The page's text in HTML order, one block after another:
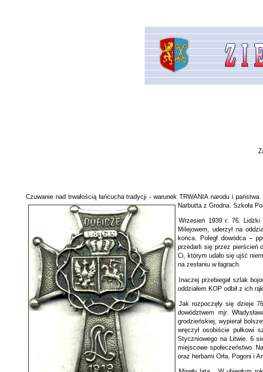
Czuwanie nad trwałością łańcucha tradycji - warunek TRWANIA narodu i
Narbutta z Grodna. Szkoła
Wrzesień 1939 r. 76.
Milejowem, uderzył na
końca. Poległ dowódca –
przedarli się przez pierścień
Ci, którym udało się ujść
na zesłaniu w łagrach.
Inaczej przebiegał szlak
oddziałem KOP odbił z ich
Jak rozpoczęły się dzieje
dowództwem mjr.
grodzieńskiej, wypierał
wręczył osobiście pułkowi
Styczniowego na Litwie. 6
miejscowe społeczeństwo.
oraz herbami Orła, Pogoni i